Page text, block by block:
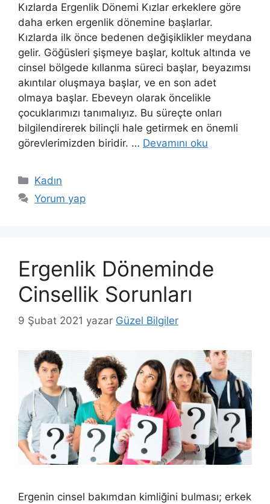
Kızlarda Ergenlik Dönemi Kızlar erkeklere göre
daha erken ergenlik dönemine başlarlar.
Kızlarda ilk önce bedenen değişiklikler meydana
gelir. Göğüsleri şişmeye başlar, koltuk altında ve
cinsel bölgede kıllanma süreci başlar, beyazımsı
akıntılar oluşmaya başlar, ve en son adet
olmaya başlar. Ebeveyn olarak öncelikle
çocuklarımızı tanımalıyız. Bu süreçte onları
bilgilendirerek bilinçli hale getirmek en önemli
görevlerimizden biridir. … Devamını oku
Kategoriler
Kadın
Yorum yap
Ergenlik Döneminde
Cinsellik Sorunları
9 Şubat 2021 yazar Güzel Bilgiler
Ergenin cinsel bakımdan kimliğini bulması; erkek